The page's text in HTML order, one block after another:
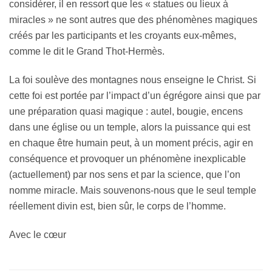
considérer, il en ressort que les « statues ou lieux à
miracles » ne sont autres que des phénomènes magiques
créés par les participants et les croyants eux-mêmes,
comme le dit le Grand Thot-Hermès.
La foi soulève des montagnes nous enseigne le Christ. Si
cette foi est portée par l’impact d’un égrégore ainsi que par
une préparation quasi magique : autel, bougie, encens
dans une église ou un temple, alors la puissance qui est
en chaque être humain peut, à un moment précis, agir en
conséquence et provoquer un phénomène inexplicable
(actuellement) par nos sens et par la science, que l’on
nomme miracle. Mais souvenons-nous que le seul temple
réellement divin est, bien sûr, le corps de l’homme.
Avec le cœur